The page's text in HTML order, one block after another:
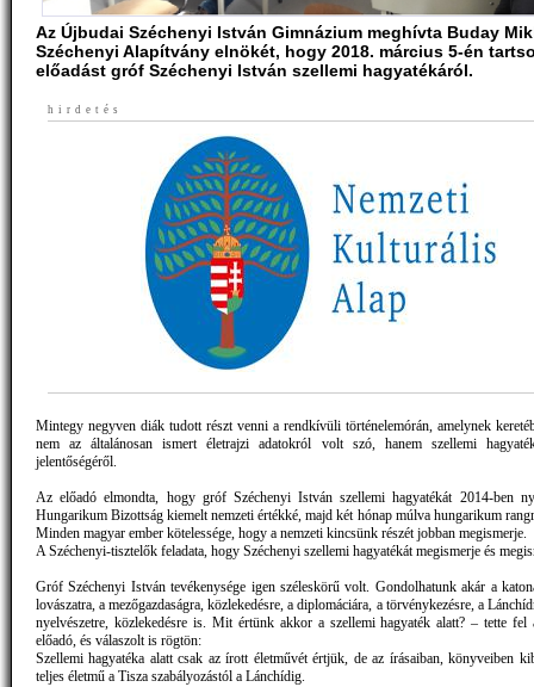
Az Újbudai Széchenyi István Gimnázium meghívta Buday
Széchenyi Alapítvány elnökét, hogy 2018. március 5-én
előadást gróf Széchenyi István szellemi hagyatékáról.
hirdetés
Mintegy negyven diák tudott részt venni a rendkívüli történelemórán, amelynek
nem az általánosan ismert életrajzi adatokról volt szó, hanem szellemi
jelentőségéről.
Az előadó elmondta, hogy gróf Széchenyi István szellemi hagyatékát 2014-ben
Hungarikum Bizottság kiemelt nemzeti értékké, majd két hónap múlva hungarikum
Minden magyar ember kötelessége, hogy a nemzeti kincsünk részét jobban megismerje.
A Széchenyi-tisztelők feladata, hogy Széchenyi szellemi hagyatékát megismerje és
Gróf Széchenyi István tevékenysége igen széleskörű volt. Gondolhatunk akár a
lovászatra, a mezőgazdaságra, közlekedésre, a diplomáciára, a törvénykezésre, a
nyelvészetre, közlekedésre is. Mit értünk akkor a szellemi hagyaték alatt? – tette fel
előadó, és válaszolt is rögtön:
Szellemi hagyatéka alatt csak az írott életművét értjük, de az írásaiban, könyveiben
teljes életmű a Tisza szabályozástól a Lánchídig.